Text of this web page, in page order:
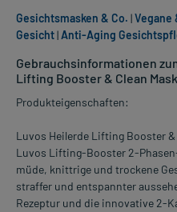
Gebrauchsinformationen
Lifting Booster & Clean
Produkteigenschaften:
Luvos Heilerde Lifting Booster &
Luvos Lifting-Booster 2-
müde, knittrige und trockene
straffer und entspannter
Rezeptur und die innovative 2-
Gesichtsmasken & Co. |Vegane
Gesicht|Anti-Aging